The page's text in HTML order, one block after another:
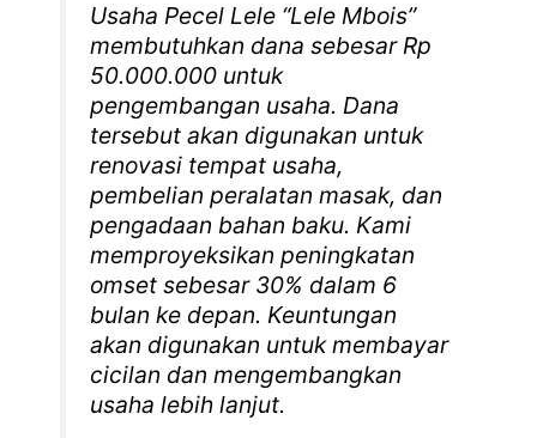
Usaha Pecel Lele “Lele Mbois”
membutuhkan dana sebesar Rp
50.000.000 untuk
pengembangan usaha. Dana
tersebut akan digunakan untuk
renovasi tempat usaha,
pembelian peralatan masak, dan
pengadaan bahan baku. Kami
memproyeksikan peningkatan
omset sebesar 30% dalam 6
bulan ke depan. Keuntungan
akan digunakan untuk membayar
cicilan dan mengembangkan
usaha lebih lanjut.